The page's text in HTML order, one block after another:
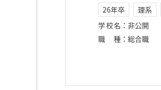
26年卒 理系
学校名 ： 非公開
職種 ： 総合職